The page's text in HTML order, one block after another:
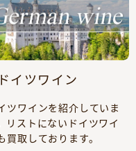
ドイツワイン
ツワインを紹介していま
リストにないドイツワイ
買取しております。